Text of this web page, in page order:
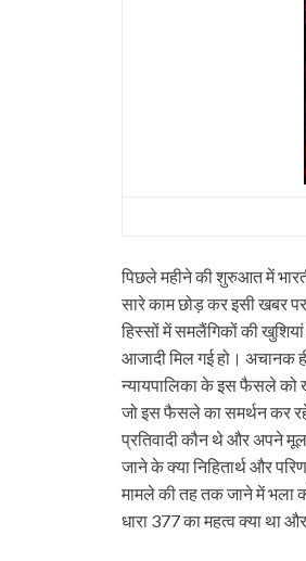
पिछले महीने की शुरुआत में
सारे काम छोड़ कर इसी खबर
हिस्सों में समलैंगिकों की
आजादी मिल गई हो। अचानक
न्यायपालिका के इस फैसले को
जो इस फैसले का समर्थन कर रहे
प्रतिवादी कौन थे और अपने
जाने के क्या निहितार्थ और
मामले की तह तक जाने में भला
धारा 377 का महत्व क्या था